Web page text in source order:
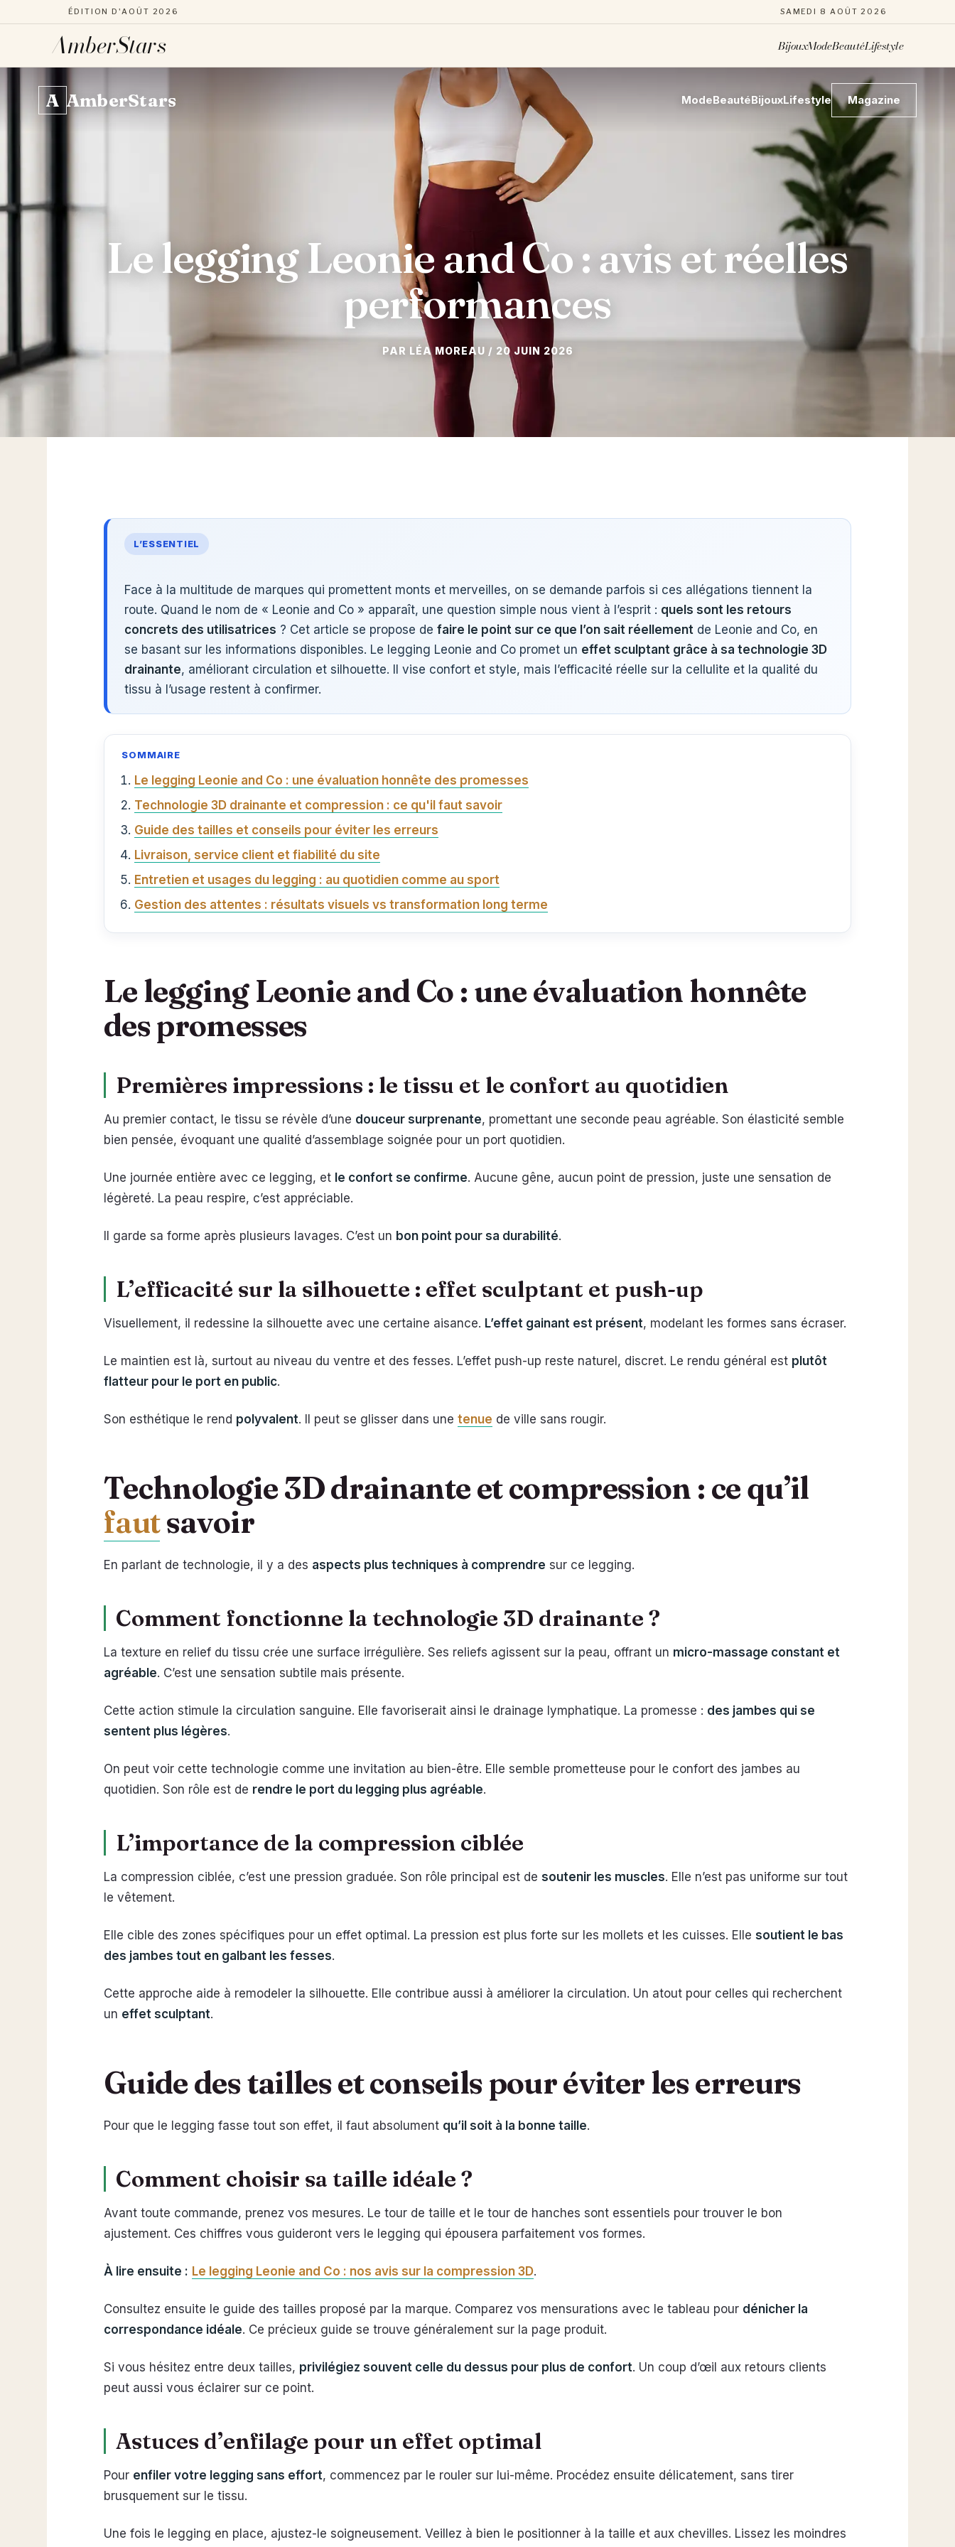
ÉDITION D'AOÛT 2026 SAMEDI 8 AOÛT 2026
AmberStars BijouxModeBeautéLifestyle
contenu
A AmberStars ModeBeautéBijouxLifestyle Magazine
Le legging Leonie and Co : avis et réelles
performances
20 JUIN 2026
L’ESSENTIEL
Face à la multitude de marques qui promettent monts et merveilles, on se demande parfois si ces allégations tiennent la
route. Quand le nom de « Leonie and Co » apparaît, une question simple nous vient à l’esprit : quels sont les retours
concrets des utilisatrices ? Cet article se propose de faire le point sur ce que l’on sait réellement de Leonie and Co, en
se basant sur les informations disponibles. Le legging Leonie and Co promet un effet sculptant grâce à sa technologie 3D
drainante, améliorant circulation et silhouette. Il vise confort et style, mais l’efficacité réelle sur la cellulite et la qualité du
tissu à l’usage restent à confirmer.
SOMMAIRE
Le legging Leonie and Co : une évaluation honnête des promesses
Technologie 3D drainante et compression : ce qu'il faut savoir
Guide des tailles et conseils pour éviter les erreurs
Livraison, service client et fiabilité du site
Entretien et usages du legging : au quotidien comme au sport
Gestion des attentes : résultats visuels vs transformation long terme
Le legging Leonie and Co : une évaluation honnête
des promesses
Premières impressions : le tissu et le confort au quotidien
Au premier contact, le tissu se révèle d’une douceur surprenante, promettant une seconde peau agréable. Son élasticité semble
bien pensée, évoquant une qualité d’assemblage soignée pour un port quotidien.
Une journée entière avec ce legging, et le confort se confirme. Aucune gêne, aucun point de pression, juste une sensation de
légèreté. La peau respire, c’est appréciable.
Il garde sa forme après plusieurs lavages. C’est un bon point pour sa durabilité.
L’efficacité sur la silhouette : effet sculptant et push-up
Visuellement, il redessine la silhouette avec une certaine aisance. L’effet gainant est présent, modelant les formes sans écraser.
Le maintien est là, surtout au niveau du ventre et des fesses. L’effet push-up reste naturel, discret. Le rendu général est plutôt
flatteur pour le port en public.
Son esthétique le rend polyvalent. Il peut se glisser dans une tenue de ville sans rougir.
Technologie 3D drainante et compression : ce qu’il
fautsavoir
En parlant de technologie, il y a des aspects plus techniques à comprendre sur ce legging.
Comment fonctionne la technologie 3D drainante ?
La texture en relief du tissu crée une surface irrégulière. Ses reliefs agissent sur la peau, offrant un micro-massage constant et
agréable. C’est une sensation subtile mais présente.
Cette action stimule la circulation sanguine. Elle favoriserait ainsi le drainage lymphatique. La promesse : des jambes qui se
sentent plus légères.
On peut voir cette technologie comme une invitation au bien-être. Elle semble prometteuse pour le confort des jambes au
quotidien. Son rôle est de rendre le port du legging plus agréable.
L’importance de la compression ciblée
La compression ciblée, c’est une pression graduée. Son rôle principal est de soutenir les muscles. Elle n’est pas uniforme sur tout
le vêtement.
Elle cible des zones spécifiques pour un effet optimal. La pression est plus forte sur les mollets et les cuisses. Elle soutient le bas
des jambes tout en galbant les fesses.
Cette approche aide à remodeler la silhouette. Elle contribue aussi à améliorer la circulation. Un atout pour celles qui recherchent
un effet sculptant.
Guide des tailles et conseils pour éviter les erreurs
Pour que le legging fasse tout son effet, il faut absolument qu’il soit à la bonne taille.
Comment choisir sa taille idéale ?
Avant toute commande, prenez vos mesures. Le tour de taille et le tour de hanches sont essentiels pour trouver le bon
ajustement. Ces chiffres vous guideront vers le legging qui épousera parfaitement vos formes.
À lire ensuite : Le legging Leonie and Co : nos avis sur la compression 3D.
Consultez ensuite le guide des tailles proposé par la marque. Comparez vos mensurations avec le tableau pour dénicher la
correspondance idéale. Ce précieux guide se trouve généralement sur la page produit.
Si vous hésitez entre deux tailles, privilégiez souvent celle du dessus pour plus de confort. Un coup d’œil aux retours clients
peut aussi vous éclairer sur ce point.
Astuces d’enfilage pour un effet optimal
Pour enfiler votre legging sans effort, commencez par le rouler sur lui-même. Procédez ensuite délicatement, sans tirer
brusquement sur le tissu.
Une fois le legging en place, ajustez-le soigneusement. Veillez à bien le positionner à la taille et aux chevilles. Lissez les moindres